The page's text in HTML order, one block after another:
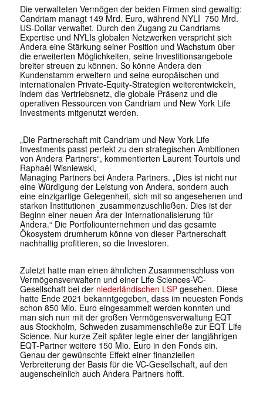
Die verwalteten Vermögen der beiden Firmen sind gewaltig:
Candriam managt 149 Mrd. Euro, während NYLI 750 Mrd.
US-Dollar verwaltet. Durch den Zugang zu Candriams
Expertise und NYLIs globalen Netzwerken verspricht sich
Andera eine Stärkung seiner Position und Wachstum über
die erweiterten Möglichkeiten, seine Investitionsangebote
breiter streuen zu können. So könne Andera den
Kundenstamm erweitern und seine europäischen und
internationalen Private-Equity-Strategien weiterentwickeln,
indem das Vertriebsnetz, die globale Präsenz und die
operativen Ressourcen von Candriam und New York Life
Investments mitgenutzt werden.
„Die Partnerschaft mit Candriam und New York Life
Investments passt perfekt zu den strategischen Ambitionen
von Andera Partners“, kommentierten Laurent Tourtois und
Raphaël Wisniewski,
Managing Partners bei Andera Partners. „Dies ist nicht nur
eine Würdigung der Leistung von Andera, sondern auch
eine einzigartige Gelegenheit, sich mit so angesehenen und
starken Institutionen zusammenzuschließen. Dies ist der
Beginn einer neuen Ära der Internationalisierung für
Andera.“ Die Portfoliounternehmen und das gesamte
Ökosystem drumherum könne von dieser Partnerschaft
nachhaltig profitieren, so die Investoren.
Zuletzt hatte man einen ähnlichen Zusammenschluss von
Vermögensverwaltern und einer Life Sciences-VC-
Gesellschaft bei derniederländischen LSPgesehen. Diese
hatte Ende 2021 bekanntgegeben, dass im neuesten Fonds
schon 850 Mio. Euro eingesammelt werden konnten und
man sich nun mit der großen Vermögensverwaltung EQT
aus Stockholm, Schweden zusammenschließe zur EQT Life
Science. Nur kurze Zeit später legte einer der langjährigen
EQT-Partner weitere 150 Mio. Euro in den Fonds ein.
Genau der gewünschte Effekt einer finanziellen
Verbreiterung der Basis für die VC-Gesellschaft, auf den
augenscheinlich auch Andera Partners hofft.